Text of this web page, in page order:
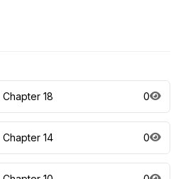
Chapter 18 0
Chapter 14 0